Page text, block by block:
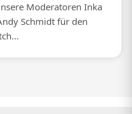
Moderatoren Inka
Schmidt für den